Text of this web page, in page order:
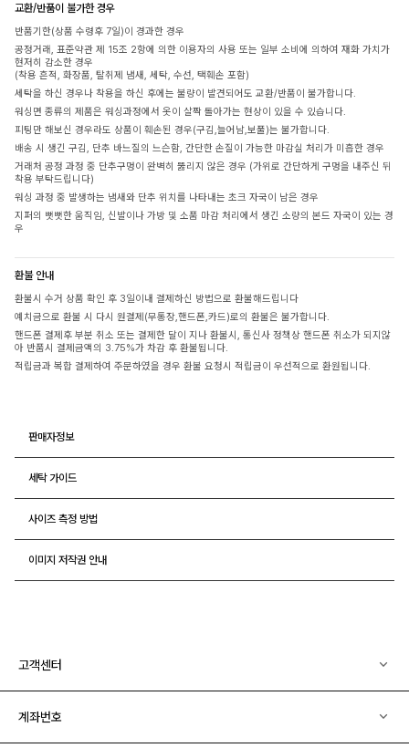
교환/반품이 불가한 경우
반품기한(상품 수령후 7일)이 경과한 경우
공정거래, 표준약관 제 15조 2항에 의한 이용자의 사용 또는 일부 소비에 의하여 재화 가치가
현저히 감소한 경우
(착용 흔적, 화장품, 탈취제 냄새, 세탁, 수선, 택훼손 포함)
세탁을 하신 경우나 착용을 하신 후에는 불량이 발견되어도 교환/반품이 불가합니다.
워싱면 종류의 제품은 워싱과정에서 옷이 살짝 돌아가는 현상이 있을 수 있습니다.
피팅만 해보신 경우라도 상품이 훼손된 경우(구김,늘어남,보풀)는 불가합니다.
배송 시 생긴 구김, 단추 바느질의 느슨함, 간단한 손질이 가능한 마감실 처리가 미흡한 경우
거래처 공정 과정 중 단추구멍이 완벽히 뚫리지 않은 경우 (가위로 간단하게 구멍을 내주신 뒤
착용 부탁드립니다)
워싱 과정 중 발생하는 냄새와 단추 위치를 나타내는 초크 자국이 남은 경우
지퍼의 뻣뻣한 움직임, 신발이나 가방 및 소품 마감 처리에서 생긴 소량의 본드 자국이 있는 경
우
환불 안내
환불시 수거 상품 확인 후 3일이내 결제하신 방법으로 환불해드립니다
예치금으로 환불 시 다시 원결제(무통장,핸드폰,카드)로의 환불은 불가합니다.
핸드폰 결제후 부분 취소 또는 결제한 달이 지나 환불시, 통신사 정책상 핸드폰 취소가 되지않
아 반품시 결제금액의 3.75%가 차감 후 환불됩니다.
적립금과 복합 결제하여 주문하였을 경우 환불 요청시 적립금이 우선적으로 환원됩니다.
판매자정보
세탁 가이드
사이즈 측정 방법
이미지 저작권 안내
고객센터
계좌번호